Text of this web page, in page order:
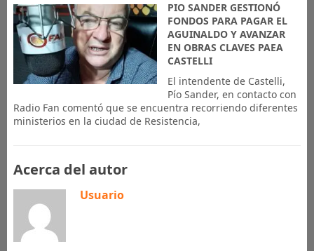
PIO SANDER GESTIONÓ
FONDOS PARA PAGAR EL
AGUINALDO Y AVANZAR
EN OBRAS CLAVES PAEA
CASTELLI
El intendente de Castelli,
Pío Sander, en contacto con
Radio Fan comentó que se encuentra recorriendo diferentes
ministerios en la ciudad de Resistencia,
Acerca del autor
Usuario